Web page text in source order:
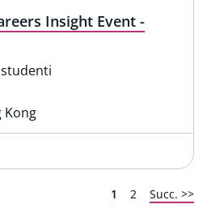
Insight Event -
Kong
Pagina
1 2 Succ. >>